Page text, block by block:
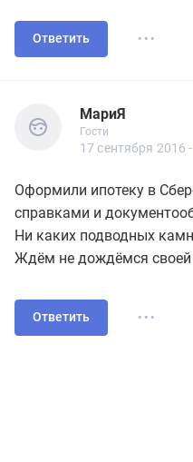
Ответить ...
МариЯ
МариЯ
Гости
Гости
17 сентября 2016
Оформили ипотеку в
справками и
Ни каких подводных
Ждём не дождёмся своей
Ответить ...